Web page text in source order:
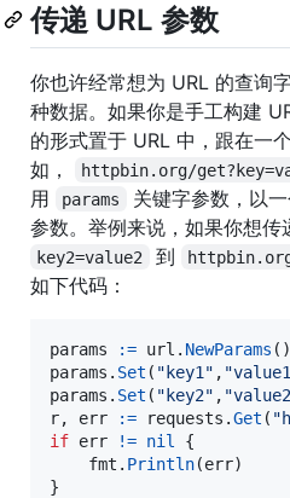
传递 URL 参数
你也许经常想为 URL 的查询
种数据。如果你是手工构建
的形式置于 URL 中，跟在一
如，
httpbin.org/
用
params
关键字参数，以
参数。举例来说，如果你想传
key2=value2 到
如下代码：
params := url . NewParams
params . Set ( "key1" ,
params . Set ( "key2" ,
r, err := requests .Get (
if err != nil
{
fmt . Println(err)
}